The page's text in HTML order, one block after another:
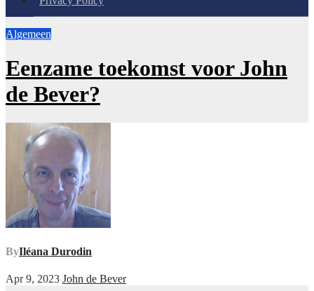
Algemeen
Eenzame toekomst voor John
de Bever?
ByIléana Durodin
Apr 9, 2023 John de Bever